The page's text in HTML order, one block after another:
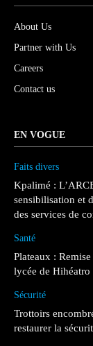
About Us
Partner with Us
Careers
Contact us
EN VOGUE
Faits divers
Kpalimé :
sensibilisation et
des services de
Santé
Plateaux :
lycée de Hihéatro
Sécurité
Trottoirs
restaurer la